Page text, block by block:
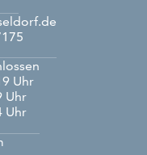
Uhr
Uhr
Uhr